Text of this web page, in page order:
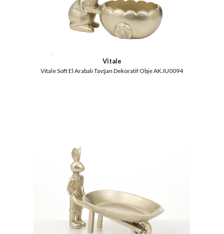
Vitale
Vitale Soft El Arabalı Tavşan Dekoratif Obje AK.IU0094